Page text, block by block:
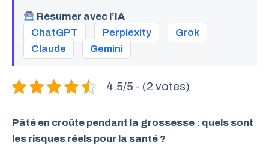
Résumer avec l’IA
ChatGPT
Perplexity
Grok
Claude
Gemini
4.5/5 - (2 votes)
Pâté en croûte pendant la grossesse : quels sont
les risques réels pour la santé ?